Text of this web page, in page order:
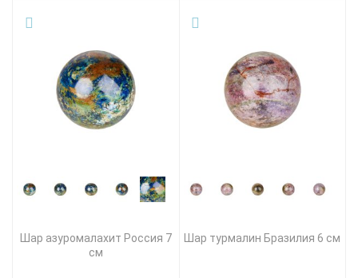
Шар азуромалахит Россия 7
см
Шар турмалин Бразилия 6 см